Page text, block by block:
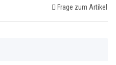
Frage zum Artikel